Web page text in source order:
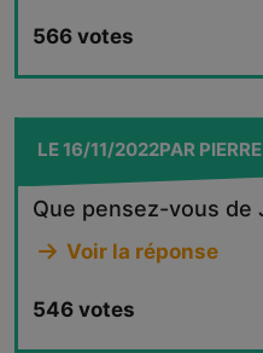
566 votes
LE16/11/2022PAR
Que pensez-vous de
Voir la réponse
546 votes